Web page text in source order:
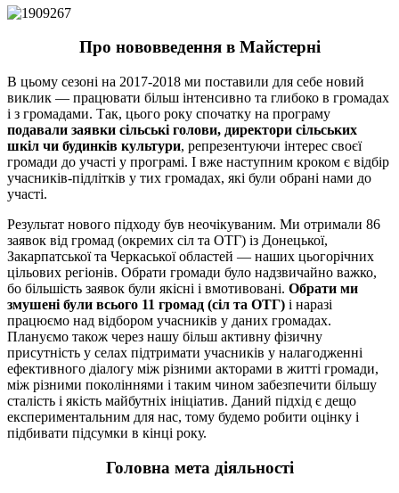
Про нововведення в Майстерні
В цьому сезоні на 2017-2018 ми поставили для себе новий
виклик — працювати більш інтенсивно та глибоко в громадах
і з громадами. Так, цього року спочатку на програму
подавали заявки сільські голови, директори сільських
шкіл чи будинків культури, репрезентуючи інтерес своєї
громади до участі у програмі. І вже наступним кроком є відбір
учасників-підлітків у тих громадах, які були обрані нами до
участі.
Результат нового підходу був неочікуваним. Ми отримали 86
заявок від громад (окремих сіл та ОТГ) із Донецької,
Закарпатської та Черкаської областей — наших цьогорічних
цільових регіонів. Обрати громади було надзвичайно важко,
бо більшість заявок були якісні і вмотивовані. Обрати ми
змушені були всього 11 громад (сіл та ОТГ) і наразі
працюємо над відбором учасників у даних громадах.
Плануємо також через нашу більш активну фізичну
присутність у селах підтримати учасників у налагодженні
ефективного діалогу між різними акторами в житті громади,
між різними поколіннями і таким чином забезпечити більшу
сталість і якість майбутніх ініціатив. Даний підхід є дещо
експериментальним для нас, тому будемо робити оцінку і
підбивати підсумки в кінці року.
Головна мета діяльності